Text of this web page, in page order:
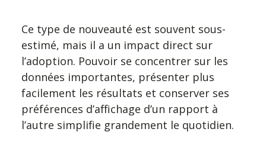
Ce type de nouveauté est souvent sous-
estimé, mais il a un impact direct sur
l’adoption. Pouvoir se concentrer sur les
données importantes, présenter plus
facilement les résultats et conserver ses
préférences d’affichage d’un rapport à
l’autre simplifie grandement le quotidien.